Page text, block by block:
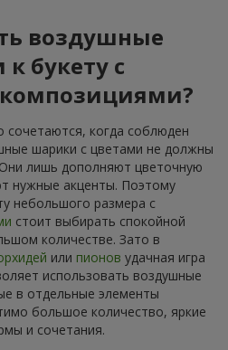
воздушные
букету с
сочетаются, когда соблюден
шарики с цветами не должны
лишь дополняют цветочную
нужные акценты. Поэтому
небольшого размера с
стоит выбирать спокойной
количестве. Зато в
или пионов удачная игра
использовать воздушные
в отдельные элементы
большое количество, яркие
и сочетания.